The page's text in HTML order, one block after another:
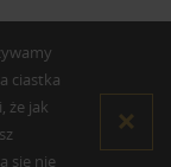
ciastka
że jak
się nie